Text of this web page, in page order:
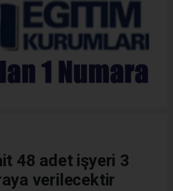
48 adet işyeri 3
verilecektir